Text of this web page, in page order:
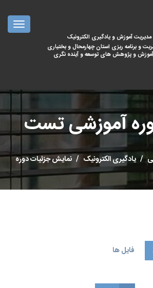
مدیریت آموزش و یادگیری الکترونیک
و برنامه ریزی استان چهارمحال و بختیاری
و پژوهش های توسعه و آینده نگری
آموزشی تست
یادگیری الکترونیک نمایش جزئیات دوره
فایل ها